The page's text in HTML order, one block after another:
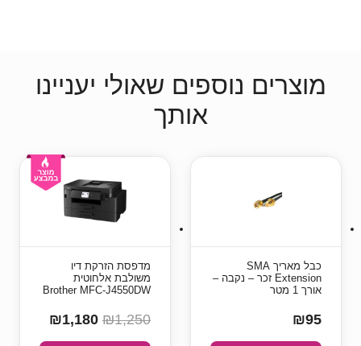
מוצרים נוספים שאולי יעניינו
אותך
כבל מאריך SMA
Extension זכר – נקבה –
אורך 1 מטר
₪95
מדפסת הזרקת דיו
משולבת אלחוטית
Brother MFC-J4550DW
₪1,250